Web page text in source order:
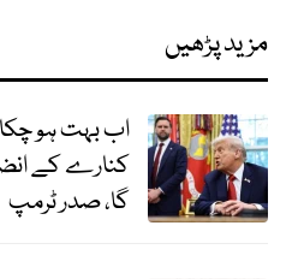
مزید پڑھیں
اب بہت ہو
کنارے کے
گا، صدر ٹرمپ